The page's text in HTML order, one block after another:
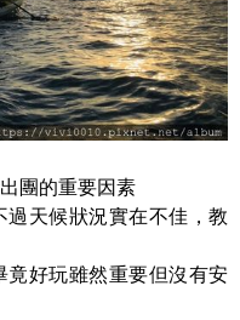
團的重要因素
天候狀況實在不佳，教
好玩雖然重要但沒有安